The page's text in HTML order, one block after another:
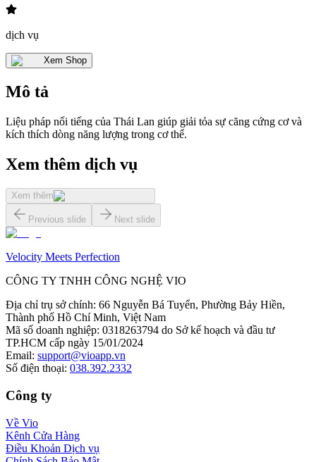
dịch vụ
Xem Shop
Mô tả
Liệu pháp nổi tiếng của Thái Lan giúp giải tỏa sự căng cứng cơ và
kích thích dòng năng lượng trong cơ thể.
Xem thêm dịch vụ
Xem thêm
Previous slide Next slide
Velocity Meets Perfection
CÔNG TY TNHH CÔNG NGHỆ VIO
Địa chỉ trụ sở chính: 66 Nguyễn Bá Tuyển, Phường Bảy Hiền,
Thành phố Hồ Chí Minh, Việt Nam
Mã số doanh nghiệp: 0318263794 do Sở kế hoạch và đầu tư
TP.HCM cấp ngày 15/01/2024
Email: support@vioapp.vn
Số điện thoại: 038.392.2332
Công ty
Về Vio
Kênh Cửa Hàng
Điều Khoản Dịch vụ